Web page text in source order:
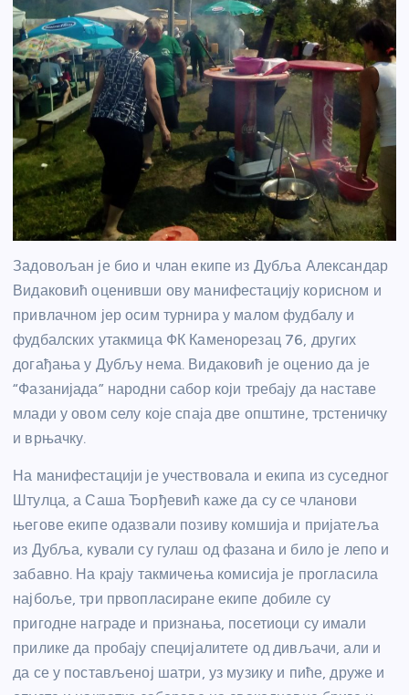
Задовољан је био и члан екипе из Дубља Александар
Видаковић оценивши ову манифестацију корисном и
привлачном јер осим турнира у малом фудбалу и
фудбалских утакмица ФК Каменорезац 76, других
догађања у Дубљу нема. Видаковић је оценио да је
“Фазанијада” народни сабор који требају да наставе
млади у овом селу које спаја две општине, трстеничку
и врњачку.
На манифестацији је учествовала и екипа из суседног
Штулца, а Саша Ђорђевић каже да су се чланови
његове екипе одазвали позиву комшија и пријатеља
из Дубља, кували су гулаш од фазана и било је лепо и
забавно. На крају такмичења комисија је прогласила
најбоље, три првопласиране екипе добиле су
пригодне награде и признања, посетиоци су имали
прилике да пробају специјалитете од дивљачи, али и
да се у постављеној шатри, уз музику и пиће, друже и